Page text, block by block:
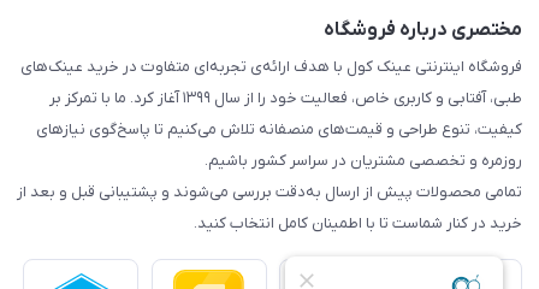
مختصری درباره فروشگاه
فروشگاه اینترنتی عینک کول با هدف ارائه‌ی تجربه‌ای متفاوت در خرید عینک‌های
طبی، آفتابی و کاربری خاص، فعالیت خود را از سال ۱۳۹۹ آغاز کرد. ما با تمرکز بر
کیفیت، تنوع طراحی و قیمت‌های منصفانه تلاش می‌کنیم تا پاسخ‌گوی نیازهای
روزمره و تخصصی مشتریان در سراسر کشور باشیم.
تمامی محصولات پیش از ارسال به‌دقت بررسی می‌شوند و پشتیبانی قبل و بعد از
خرید در کنار شماست تا با اطمینان کامل انتخاب کنید.